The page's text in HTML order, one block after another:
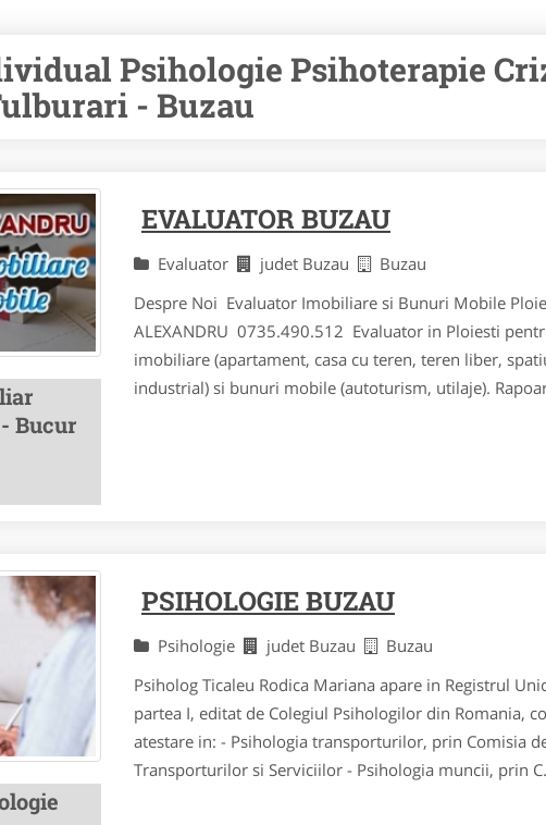
Psihologie Psihoterapie
- Buzau
Bucur
EVALUATOR BUZAU
Evaluator judet Buzau
Buzau
Despre Noi Evaluator Imobiliare si Bunuri Mobile
ALEXANDRU 0735.490.512 Evaluator in Ploiesti
imobiliare (apartament, casa cu teren, teren liber,
industrial) si bunuri mobile (autoturism, utilaje).
PSIHOLOGIE BUZAU
Psihologie judet Buzau
Buzau
Psiholog Ticaleu Rodica Mariana apare in Registrul
partea I, editat de Colegiul Psihologilor din Romania,
atestare in: - Psihologia transporturilor, prin Comisia
Transporturilor si Serviciilor - Psihologia muncii, prin